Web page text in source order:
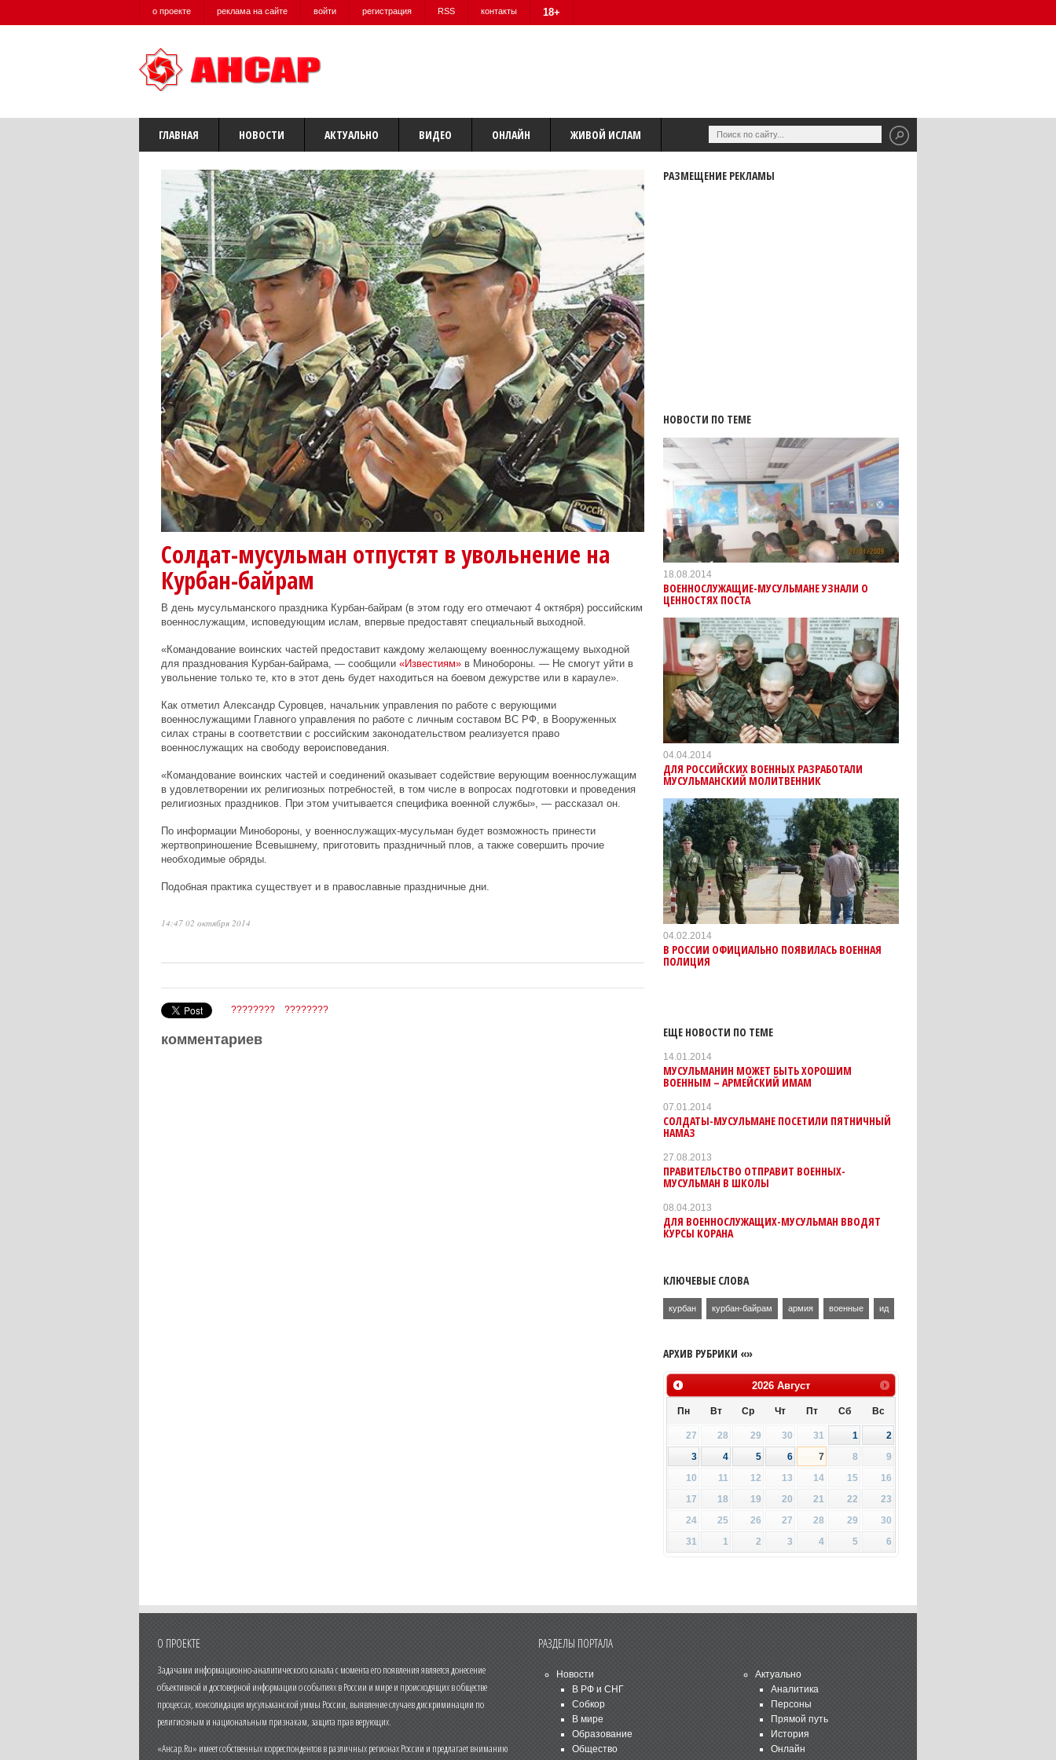
о проекте реклама на сайте войти регистрация RSS контакты 18+
ГЛАВНАЯ НОВОСТИ АКТУАЛЬНО ВИДЕО ОНЛАЙН ЖИВОЙ ИСЛАМ
Солдат-мусульман отпустят в увольнение на
Курбан-байрам
В день мусульманского праздника Курбан-байрам (в этом году его отмечают 4 октября) российским
военнослужащим, исповедующим ислам, впервые предоставят специальный выходной.
«Командование воинских частей предоставит каждому желающему военнослужащему выходной
для празднования Курбан-байрама, — сообщили «Известиям»в Минобороны. — Не смогут уйти в
увольнение только те, кто в этот день будет находиться на боевом дежурстве или в карауле».
Как отметил Александр Суровцев, начальник управления по работе с верующими
военнослужащими Главного управления по работе с личным составом ВС РФ, в Вооруженных
силах страны в соответствии с российским законодательством реализуется право
военнослужащих на свободу вероисповедания.
«Командование воинских частей и соединений оказывает содействие верующим военнослужащим
в удовлетворении их религиозных потребностей, в том числе в вопросах подготовки и проведения
религиозных праздников. При этом учитывается специфика военной службы», — рассказал он.
По информации Минобороны, у военнослужащих-мусульман будет возможность принести
жертвоприношение Всевышнему, приготовить праздничный плов, а также совершить прочие
необходимые обряды.
Подобная практика существует и в православные праздничные дни.
14:47 02 октября 2014
???????? ????????
комментариев
РАЗМЕЩЕНИЕ РЕКЛАМЫ
НОВОСТИ ПО ТЕМЕ
18.08.2014
ВОЕННОСЛУЖАЩИЕ-МУСУЛЬМАНЕ УЗНАЛИ О
ЦЕННОСТЯХ ПОСТА
04.04.2014
ДЛЯ РОССИЙСКИХ ВОЕННЫХ РАЗРАБОТАЛИ
МУСУЛЬМАНСКИЙ МОЛИТВЕННИК
04.02.2014
В РОССИИ ОФИЦИАЛЬНО ПОЯВИЛАСЬ ВОЕННАЯ
ПОЛИЦИЯ
ЕЩЕ НОВОСТИ ПО ТЕМЕ
14.01.2014
МУСУЛЬМАНИН МОЖЕТ БЫТЬ ХОРОШИМ
ВОЕННЫМ – АРМЕЙСКИЙ ИМАМ
07.01.2014
СОЛДАТЫ-МУСУЛЬМАНЕ ПОСЕТИЛИ ПЯТНИЧНЫЙ
НАМАЗ
27.08.2013
ПРАВИТЕЛЬСТВО ОТПРАВИТ ВОЕННЫХ-
МУСУЛЬМАН В ШКОЛЫ
08.04.2013
ДЛЯ ВОЕННОСЛУЖАЩИХ-МУСУЛЬМАН ВВОДЯТ
КУРСЫ КОРАНА
КЛЮЧЕВЫЕ СЛОВА
курбан курбан-байрам армия военные ид
АРХИВ РУБРИКИ «»
2026 Август
Пн Вт Ср Чт Пт Сб Вс
27 28 29 30 31 1
2
3
4 5 6 7 8
9
10
11 12 13 14 15
16
17
18 19 20 21 22
23
24
25 26 27 28 29
30
31
1 2 3 4 5 6
О ПРОЕКТЕ
Задачами информационно-аналитического канала с момента его появления является донесение
объективной и достоверной информации о событиях в России и мире и происходящих в обществе
процессах, консолидация мусульманской уммы России, выявление случаев дискриминации по
религиозным и национальным признакам, защита прав верующих.
«Ансар.Ru» имеет собственных корреспондентов в различных регионах России и предлагает вниманию
РАЗДЕЛЫ ПОРТАЛА
Новости
В РФ и СНГ
Собкор
В мире
Образование
Общество
Актуально
Аналитика
Персоны
Прямой путь
История
Онлайн